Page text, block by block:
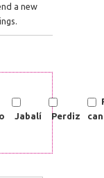
a new
Jabalí Perdiz